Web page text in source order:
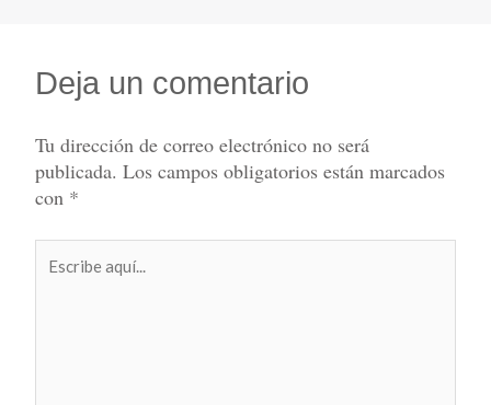
Deja un comentario
Tu dirección de correo electrónico no será
publicada. Los campos obligatorios están marcados
con *
aquí...